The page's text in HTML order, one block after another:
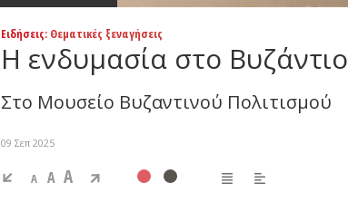
Ειδήσεις: Θεματικές ξεναγήσεις
Η ενδυμασία στο Βυζάντιο
Στο Μουσείο Βυζαντινού Πολιτισμού
09 Σεπ 2025
A A A